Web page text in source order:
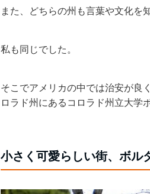
また、どちらの州も言葉や文化を
私も同じでした。
そこでアメリカの中では治安が良
ロラド州にあるコロラド州立大学
小さく可愛らしい街、ボル